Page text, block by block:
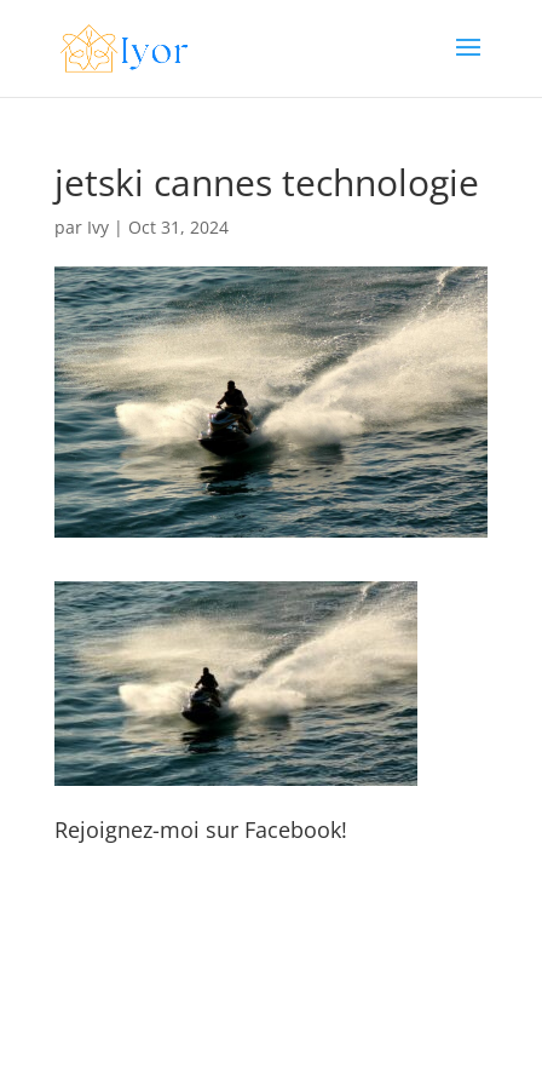
jetski cannes technologie
par Ivy| Oct 31, 2024
Rejoignez-moi sur Facebook!